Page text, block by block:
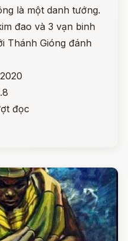
là một danh tướng.
đao và 3 vạn binh
Thánh Gióng đánh
đọc